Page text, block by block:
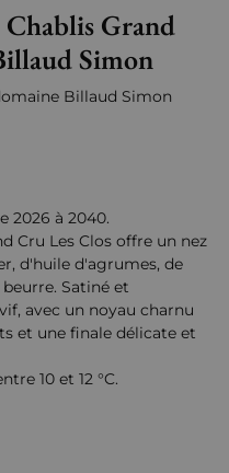
Grand
Simon
Billaud Simon
2026 à 2040.
Cru Les Clos offre un nez
d'huile d'agrumes, de
Satiné et
avec un noyau charnu
et une finale délicate et
10 et 12 °C.